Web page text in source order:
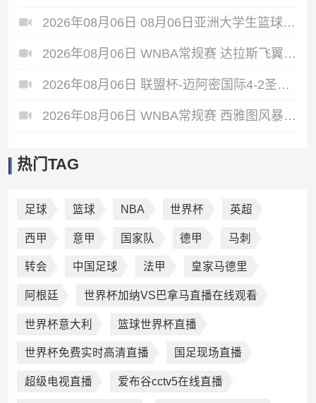
2026年08月06日 08月06日亚洲大学生篮球联赛8强赛 延世大学 67 - 72 政治大学 集锦
2026年08月06日 WNBA常规赛 达拉斯飞翼 92 - 96 华盛顿神秘人 全场集锦
2026年08月06日 联盟杯-迈阿密国际4-2圣路易斯 梅西2射1传 阿伦助攻戴帽
2026年08月06日 WNBA常规赛 西雅图风暴 86 - 92 纽约自由人 全场集锦
热门TAG
足球 篮球 NBA 世界杯 英超
西甲 意甲 国家队 德甲 马刺
转会 中国足球 法甲 皇家马德里
阿根廷 世界杯加纳VS巴拿马直播在线观看
世界杯意大利 篮球世界杯直播
世界杯免费实时高清直播 国足现场直播
超级电视直播 爱布谷cctv5在线直播